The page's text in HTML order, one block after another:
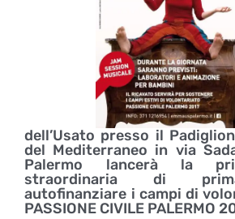
dell’Usato presso il
del Mediterraneo in via
Palermo lancerà la
straordinaria di
autofinanziare i campi di
PASSIONE CIVILE PALERMO